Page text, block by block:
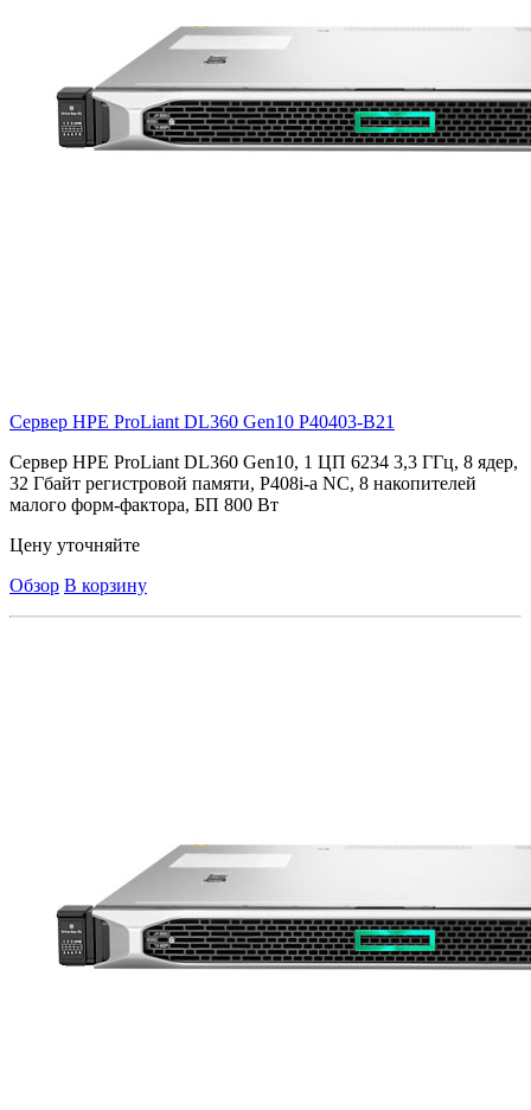
Сервер HPE ProLiant DL360 Gen10 P40403-B21
Сервер HPE ProLiant DL360 Gen10, 1 ЦП 6234 3,3 ГГц, 8 ядер,
32 Гбайт регистровой памяти, P408i-a NC, 8 накопителей
малого форм-фактора, БП 800 Вт
Цену уточняйте
Обзор В корзину